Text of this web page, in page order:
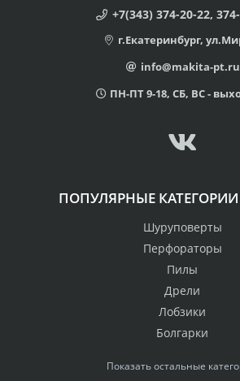
+7(343) 374-20-22,
г.Екатеринбург,
info@makita-pt.ru
ПН-ПТ 9-18, СБ, ВС -
ПОПУЛЯРНЫЕ
Шуруповерты
Перфораторы
Пилы
Дрели
Лобзики
Болгарки
Показать остальные